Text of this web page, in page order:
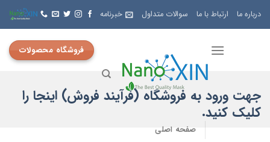
Skip
درباره ما ارتباط با ما سوالات متداول خبرنامه
صفحه اصلی
فروشگاه محصولات
جهت ورود به فروشگاه (فرآیند فروش) اینجا را
کلیک کنید.